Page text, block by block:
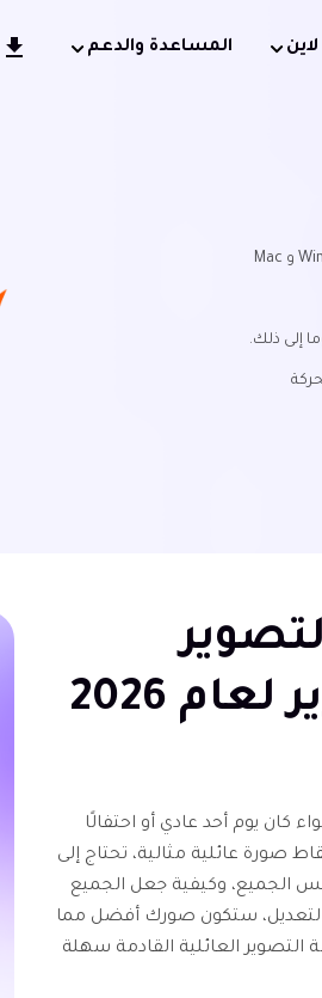
المساعدة والدعم
إلى ذلك.
2026
كان يوم أحد عادي أو احتفالًا
صورة عائلية مثالية، تحتاج إلى
الجميع، وكيفية جعل الجميع
ستكون صورك أفضل مما
العائلية القادمة سهلة